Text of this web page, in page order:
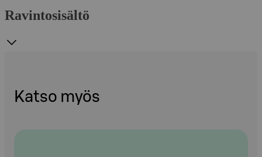
Ravintosisältö
Katso myös